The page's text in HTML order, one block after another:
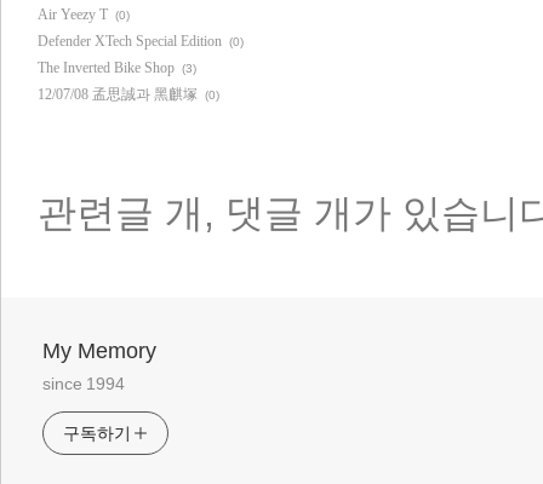
Air Yeezy T (0)
Defender XTech Special Edition (0)
The Inverted Bike Shop (3)
12/07/08 孟思誠과 黑麒塚 (0)
관련글 개, 댓글 개가 있습니
My Memory
since 1994
구독하기